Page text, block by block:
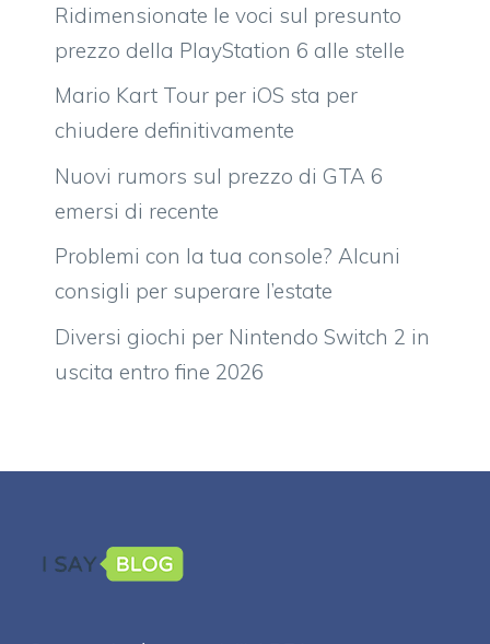
Ridimensionate le voci sul presunto
prezzo della PlayStation 6 alle stelle
Mario Kart Tour per iOS sta per
chiudere definitivamente
Nuovi rumors sul prezzo di GTA 6
emersi di recente
Problemi con la tua console? Alcuni
consigli per superare l’estate
Diversi giochi per Nintendo Switch 2 in
uscita entro fine 2026